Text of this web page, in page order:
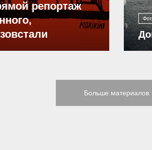
репортаж
Больше материалов